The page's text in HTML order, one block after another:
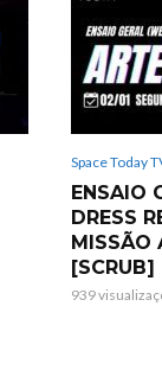
Space Today
ENSAIO
DRESS
MISSÃO
[SCRUB]
939